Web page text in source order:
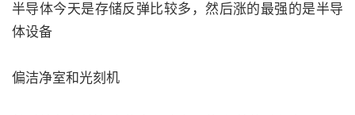
半导体今天是存储反弹比较多，然后涨的最强的是半导
体设备
偏洁净室和光刻机